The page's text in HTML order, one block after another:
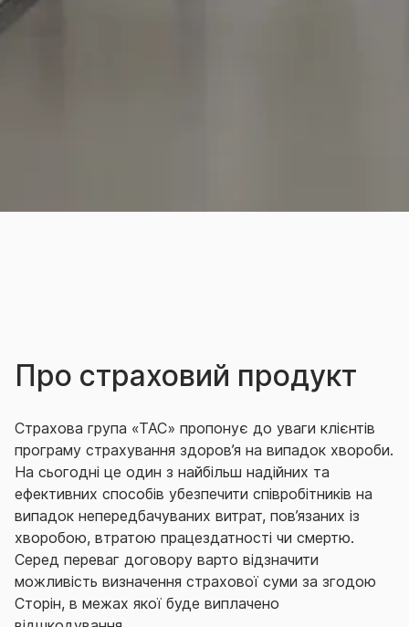
Про страховий продукт
Страхова група «ТАС» пропонує до уваги клієнтів
програму страхування здоров’я на випадок хвороби.
На сьогодні це один з найбільш надійних та
ефективних способів убезпечити співробітників на
випадок непередбачуваних витрат, пов’язаних із
хворобою, втратою працездатності чи смертю.
Серед переваг договору варто відзначити
можливість визначення страхової суми за згодою
Сторін, в межах якої буде виплачено